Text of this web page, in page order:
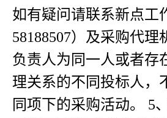
如有疑问请联系新点工
58188507）及采购代理
负责人为同一人或者存
理关系的不同投标人，
同项下的采购活动。 5